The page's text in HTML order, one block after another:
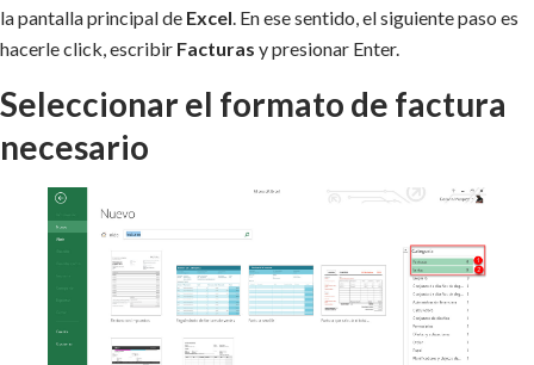
la pantalla principal de Excel. En ese sentido, el siguiente paso es
hacerle click, escribir Facturas y presionar Enter.
Seleccionar el formato de factura
necesario